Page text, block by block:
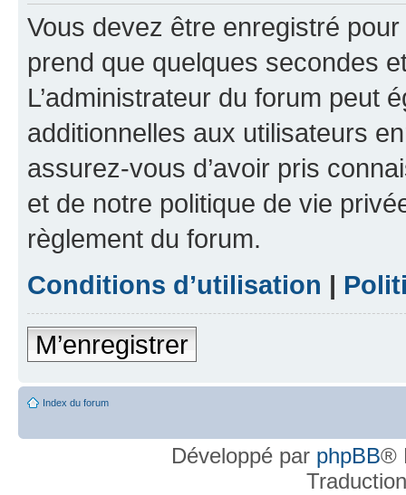
Vous devez être enregistré
prend que quelques secondes
L’administrateur du forum peut
additionnelles aux utilisateurs
assurez-vous d’avoir pris
et de notre politique de vie
règlement du forum.
Conditions d’utilisation |
M’enregistrer
Index du forum
Développé par phpBB®